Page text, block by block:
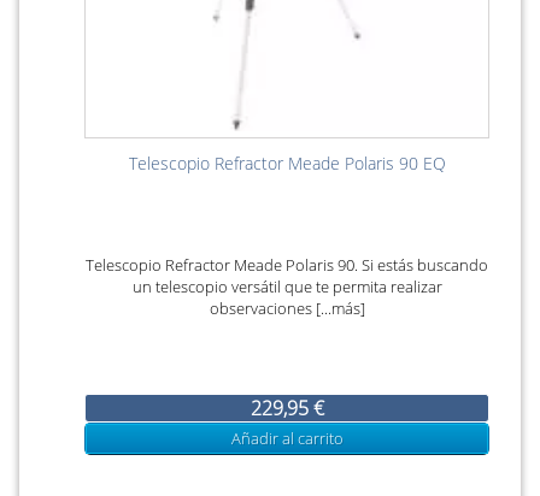
Telescopio Refractor Meade Polaris 90 EQ
Telescopio Refractor Meade Polaris 90. Si estás buscando
un telescopio versátil que te permita realizar
observaciones [...más]
229,95 €
Añadir al carrito